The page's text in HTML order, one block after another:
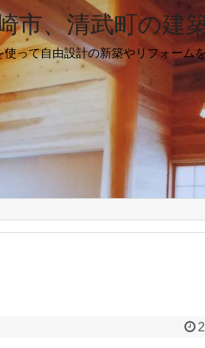
市、清武町の建
って自由設計の新築やリフォーム